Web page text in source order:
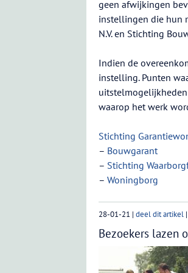
geen afwijkingen
instellingen die hun
N.V. en Stichting
Indien de
instelling. Punten
waarop het werk
Stichting
– Bouwgarant
– Stichting
– Woningborg
28-01-21 | deel dit artikel |
Bezoekers lazen